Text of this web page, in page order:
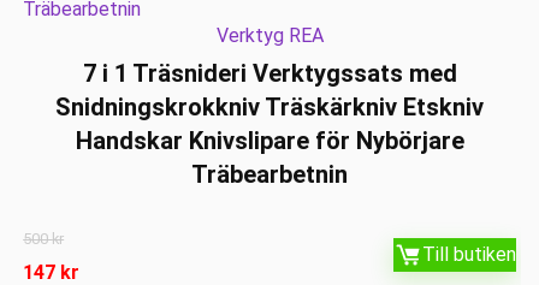
Verktyg REA
7 i 1 Träsnideri Verktygssats med
Snidningskrokkniv Träskärkniv Etskniv
Handskar Knivslipare för Nybörjare
Träbearbetnin
500kr
147 kr
Till butiken